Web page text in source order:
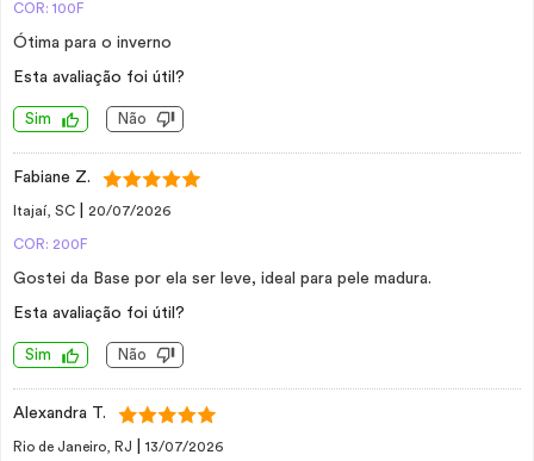
COR: 100F
Ótima para o inverno
Esta avaliação foi útil?
Sim Não
Fabiane Z.
Itajaí, SC 20/07/2026
COR: 200F
Gostei da Base por ela ser leve, ideal para pele madura.
Esta avaliação foi útil?
Sim Não
Alexandra T.
Rio de Janeiro, RJ 13/07/2026